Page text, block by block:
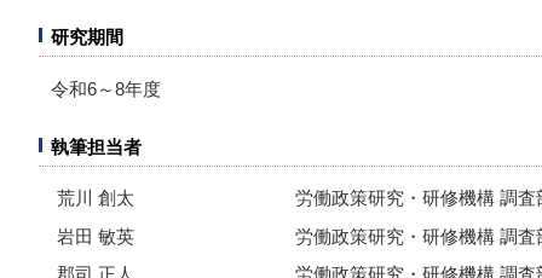
研究期間
令和6～8年度
執筆担当者
荒川 創太
労働政策研究・研修機構 調査
岩田 敏英
労働政策研究・研修機構 調
郡司 正人
労働政策研究・研修機構 調